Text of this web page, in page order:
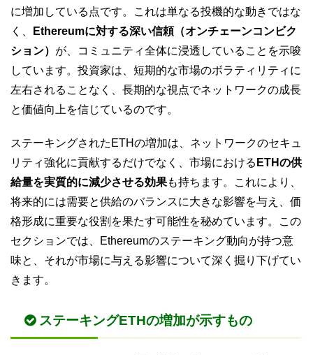
に増加している点です。これは単なる投機的な動きではな
く、
Ethereumに対する深い信頼（オンチェーンコンビク
ション） が、コミュニティ全体に浸透していることを示唆
しています。投資家は、短期的な市場のボラティリティに
左右されることなく、長期的な視点でネットワークの成長
と価値向上を信じているのです。
ステーキングされたETHの増加は、ネットワークのセキュ
リティ強化に貢献するだけでなく、市場における ETHの供
給量を実質的に減少させる効果も持ちます。これにより、
将来的には需要と供給のバランスに大きな影響を与え、価
格形成に重要な役割を果たす可能性を秘めています。この
セクションでは、Ethereumのステーキング動向が持つ意
味と、それが市場に与える影響について深く掘り下げてい
きます。
ステーキングETHの増加が示すもの